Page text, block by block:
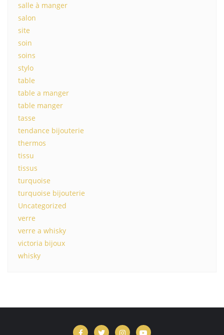
salle à manger
salon
site
soin
soins
stylo
table
table a manger
table manger
tasse
tendance bijouterie
thermos
tissu
tissus
turquoise
turquoise bijouterie
Uncategorized
verre
verre a whisky
victoria bijoux
whisky